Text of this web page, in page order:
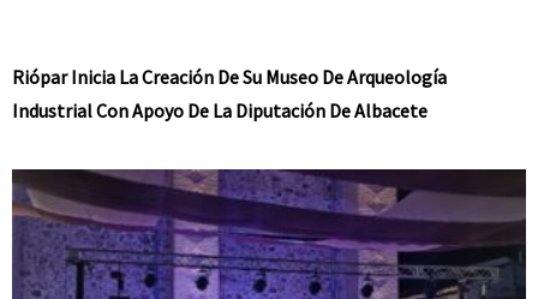
Riópar Inicia La Creación De Su Museo De Arqueología
Industrial Con Apoyo De La Diputación De Albacete